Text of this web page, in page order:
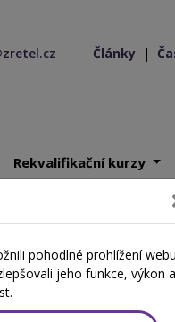
Články |
Rekvalifikační kurzy
pohodlné prohlížení
jeho funkce, výkon a